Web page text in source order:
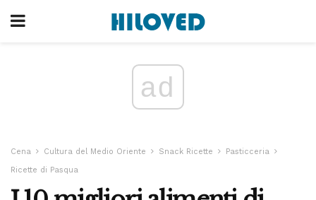
ad
Cena Cultura del Medio Oriente Snack Ricette
Pasticceria
Ricette di Pasqua